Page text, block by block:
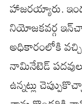
హాజరయ్యారు.
నియోజకవర్గ
అధికారంలోకి
నామినేటెడ్‌
ఉన్నట్లు